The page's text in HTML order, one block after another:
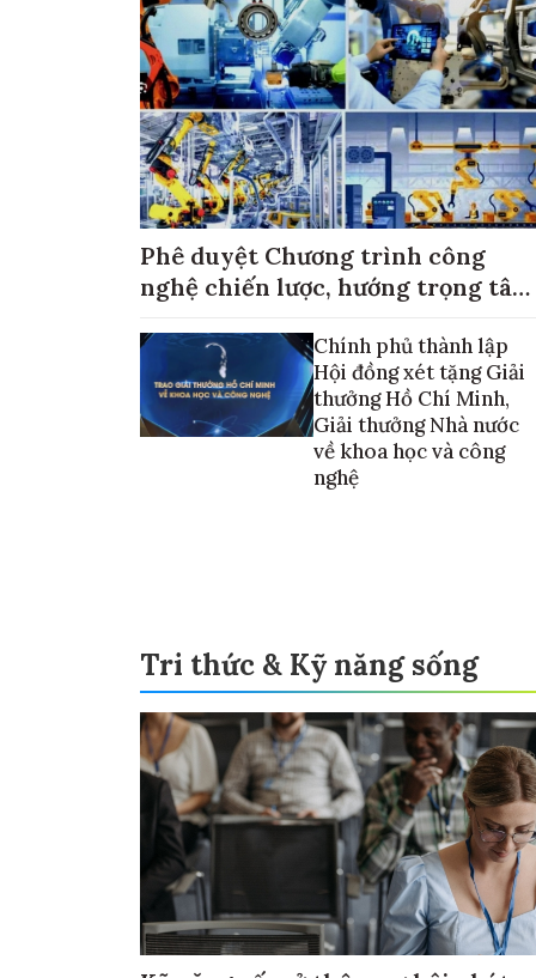
Phê duyệt Chương trình công
nghệ chiến lược, hướng trọng tâm
Chính phủ thành lập
Hội đồng xét tặng Giải
thưởng Hồ Chí Minh,
Giải thưởng Nhà nước
về khoa học và công
nghệ
Tri thức & Kỹ năng sống